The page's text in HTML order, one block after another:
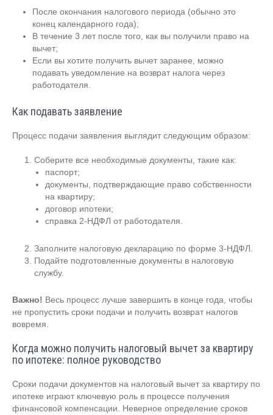
После окончания налогового периода (обычно это
конец календарного года);
В течение 3 лет после того, как вы получили право на
вычет;
Если вы хотите получить вычет заранее, можно
подавать уведомление на возврат налога через
работодателя.
Как подавать заявление
Процесс подачи заявления выглядит следующим образом:
Соберите все необходимые документы, такие как:
паспорт;
документы, подтверждающие право собственности
на квартиру;
договор ипотеки;
справка 2-НДФЛ от работодателя.
Заполните налоговую декларацию по форме 3-НДФЛ.
Подайте подготовленные документы в налоговую
службу.
Важно! Весь процесс лучше завершить в конце года, чтобы
не пропустить сроки подачи и получить возврат налогов
вовремя.
Когда можно получить налоговый вычет за квартиру
по ипотеке: полное руководство
Сроки подачи документов на налоговый вычет за квартиру по
ипотеке играют ключевую роль в процессе получения
финансовой компенсации. Неверное определение сроков